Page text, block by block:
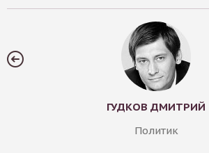
ГУДКОВ ДМИТРИЙ
Политик